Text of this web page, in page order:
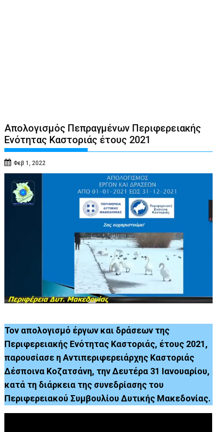
Απολογισμός Πεπραγμένων Περιφερειακής
Ενότητας Καστοριάς έτους 2021
Φεβ 1, 2022
Τον απολογισμό έργων και δράσεων της
Περιφερειακής Ενότητας Καστοριάς, έτους 2021,
παρουσίασε η Αντιπεριφερειάρχης Καστοριάς
Δέσποινα Κοζατσάνη, την Δευτέρα 31 Ιανουαρίου,
κατά τη διάρκεια της συνεδρίασης του
Περιφερειακού Συμβουλίου Δυτικής Μακεδονίας.